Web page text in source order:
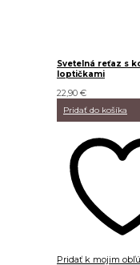
Svetelná reťaz s
loptičkami
22,90 €
Pridať do košíka
Pridať k mojim